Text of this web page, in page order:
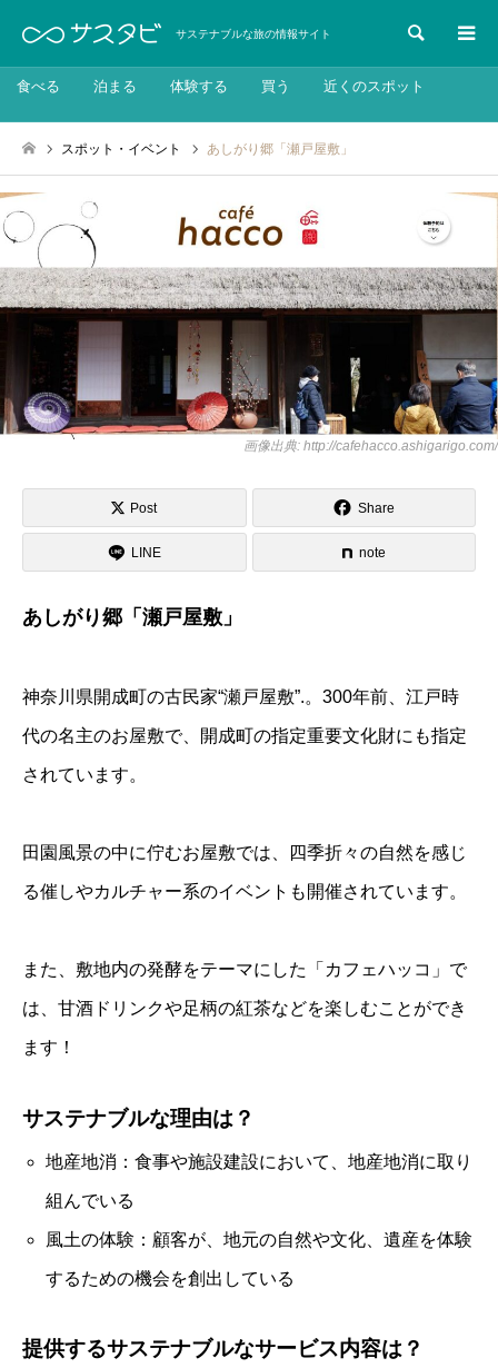
サステナブルな旅の情報サイト 検索
食べる 泊まる 体験する 買う 近くのスポット
スポット・イベント あしがり郷「瀬戸屋敷」
画像出典: http://cafehacco.ashigarigo.com/
Post Share
LINE note
あしがり郷「瀬戸屋敷」
神奈川県開成町の古民家“瀬戸屋敷”.。300年前、江戸時
代の名主のお屋敷で、開成町の指定重要文化財にも指定
されています。
田園風景の中に佇むお屋敷では、四季折々の自然を感じ
る催しやカルチャー系のイベントも開催されています。
また、敷地内の発酵をテーマにした「カフェハッコ」で
は、甘酒ドリンクや足柄の紅茶などを楽しむことができ
ます！
サステナブルな理由は？
地産地消：食事や施設建設において、地産地消に取り
組んでいる
風土の体験：顧客が、地元の自然や文化、遺産を体験
するための機会を創出している
提供するサステナブルなサービス内容は？